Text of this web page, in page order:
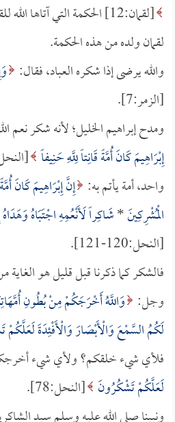
[لقمان:12] الحكمة التي آتاها
لقمان ولده من هذه الحكمة.
والله يرضى إذا شكره العباد، فقال:
[الزمر:7].
ومدح إبراهيم الخليل؛ لأنه شكر نعم
إِبْرَاهِيمَ كَانَ أُمَّةً قَانِتاً لِلَّهِ حَنِيفاً
واحد، أمة يأتم به: إِنَّ إِبْرَاهِيمَ كَانَ
الْمُشْرِكِينَ*شَاكِراً لَأَنْعُمِهِ اجْتَبَاهُ
[النحل:120-121].
فالشكر كما ذكرنا قبل قليل هو الغاية
وجل: وَاللَّهُ أَخْرَجَكُمْ مِنْ بُطُونِ
لَكُمُ السَّمْعَ وَالْأَبْصَارَ وَالْأَفْئِدَةَ
فلأي شيء خلقكم؟ ولأي شيء
لَعَلَّكُمْ تَشْكُرُونَ [النحل:78].